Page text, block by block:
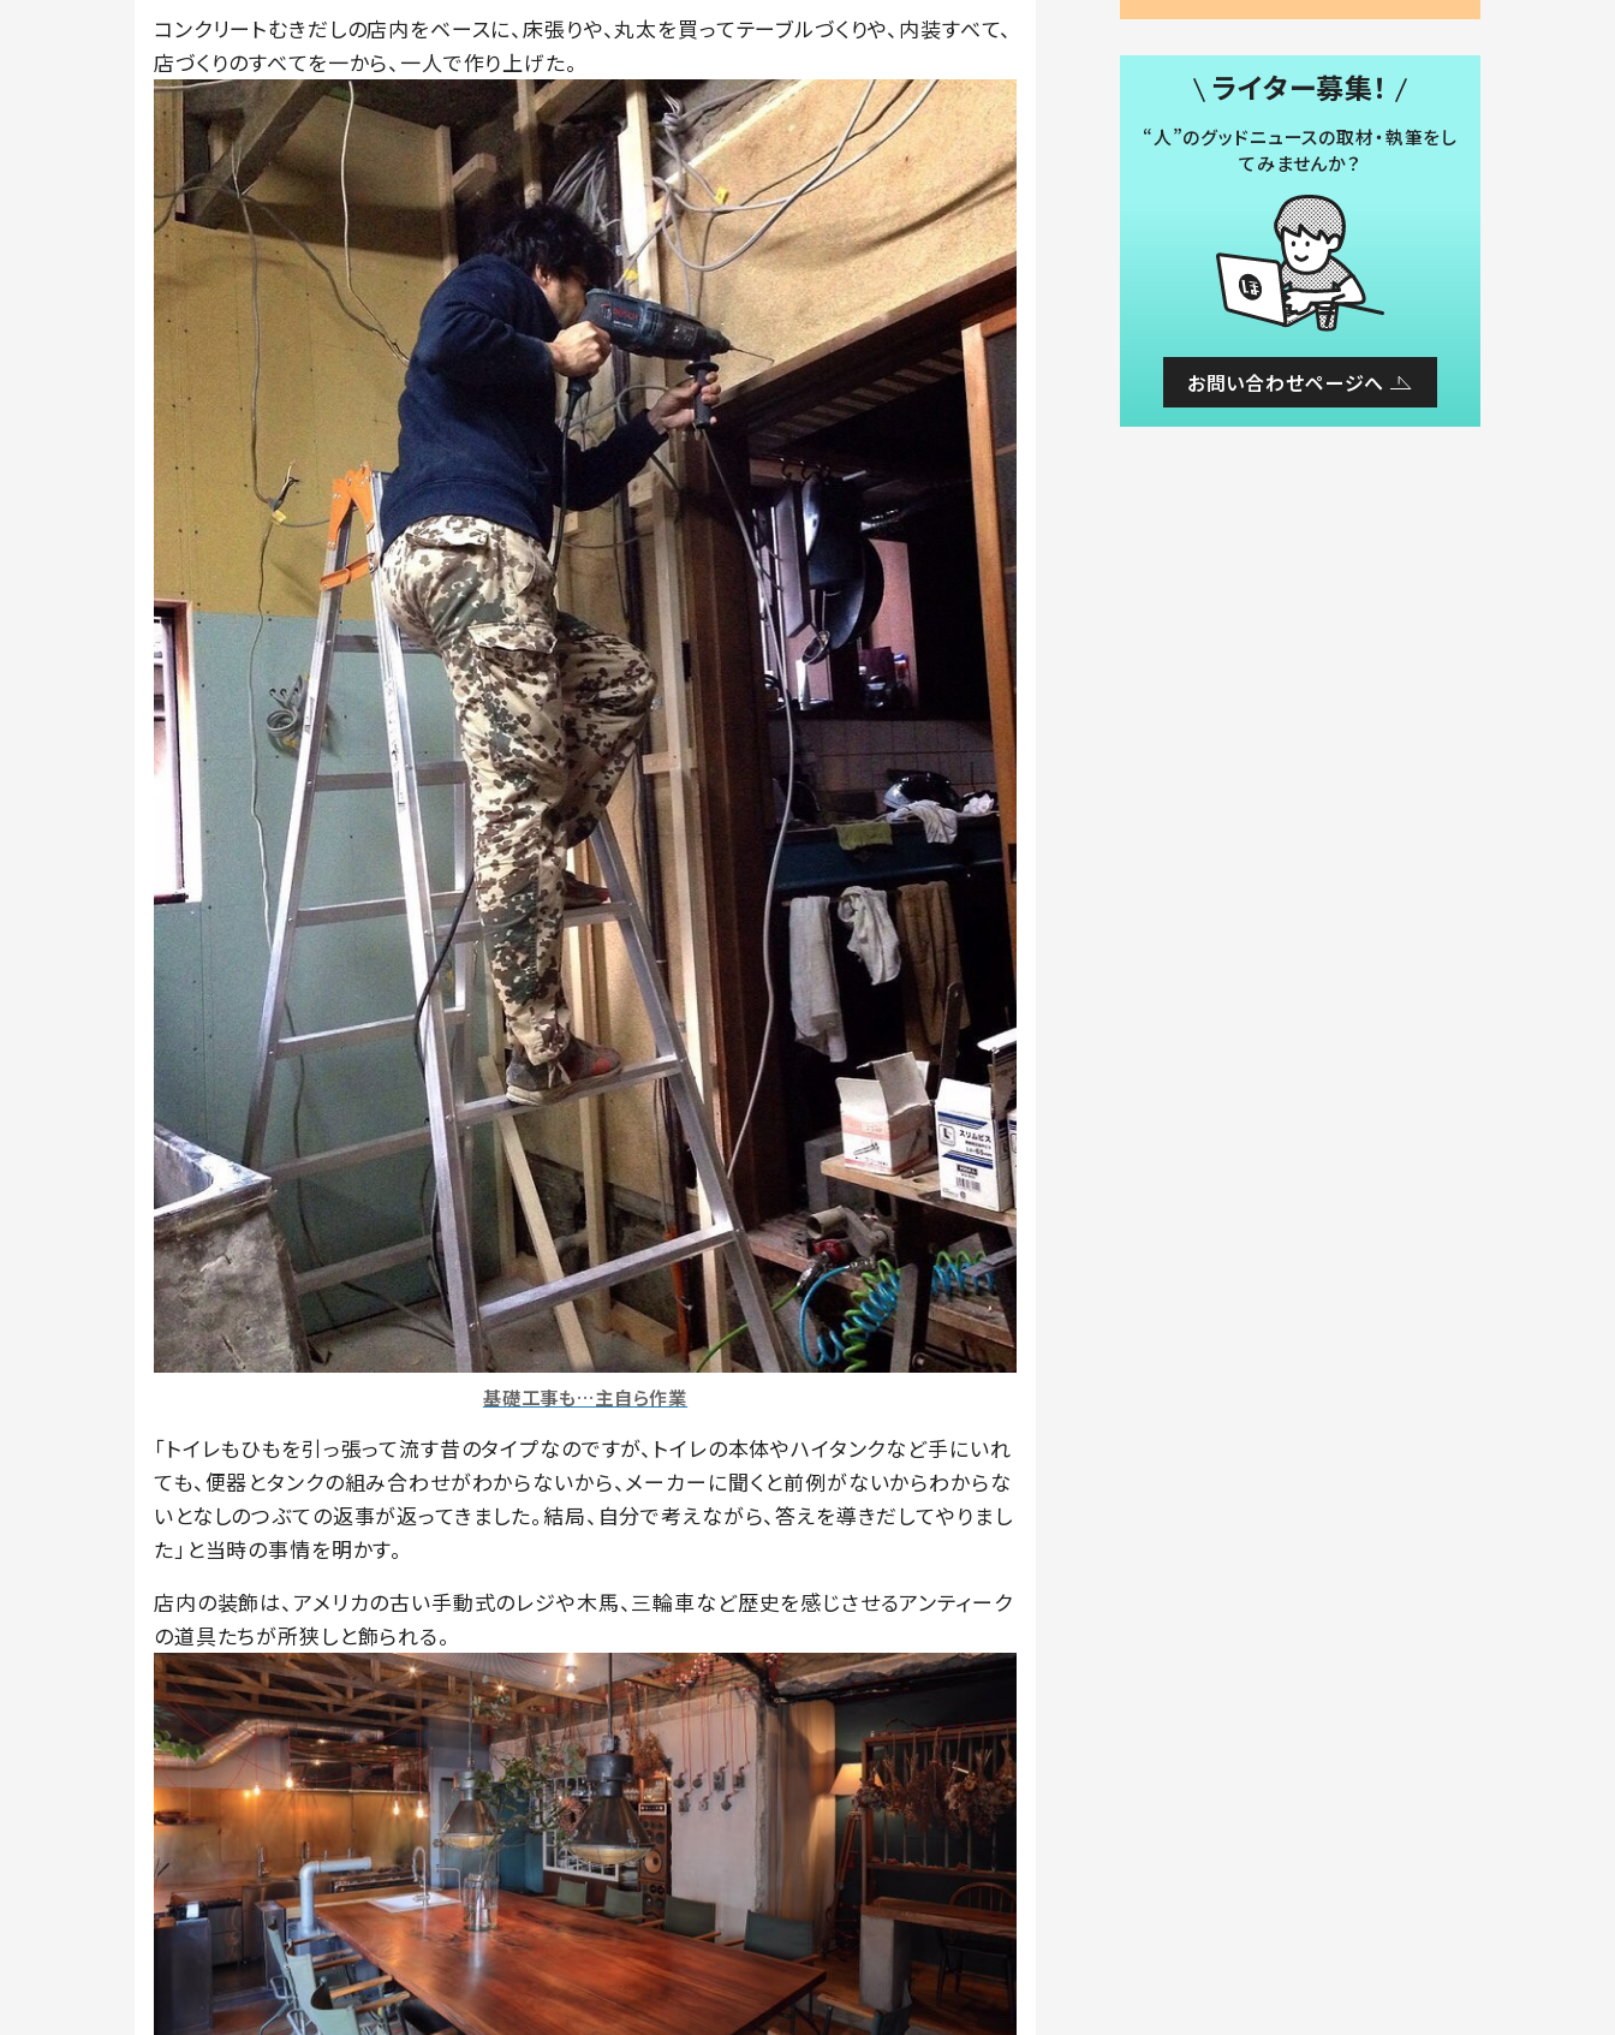
コンクリートむきだしの店内をベースに、床張りや、丸太を買ってテーブルづくりや、内装すべて、
店づくりのすべてを一から、一人で作り上げた。
基礎工事も…主自ら作業
「トイレもひもを引っ張って流す昔のタイプなのですが、トイレの本体やハイタンクなど手にいれ
ても、便器とタンクの組み合わせがわからないから、メーカーに聞くと前例がないからわからな
いとなしのつぶての返事が返ってきました。結局、自分で考えながら、答えを導きだしてやりまし
た」と当時の事情を明かす。
店内の装飾は、アメリカの古い手動式のレジや木馬、三輪車など歴史を感じさせるアンティーク
の道具たちが所狭しと飾られる。
ライター募集！
“人”のグッドニュースの取材・執筆をし
てみませんか？
お問い合わせページへ